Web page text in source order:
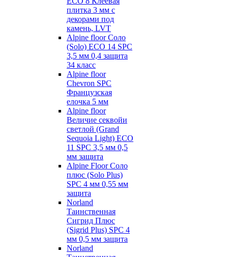
плитка 3 мм с
декорами под
камень, LVT
Alpine floor Соло
(Solo) ECO 14 SPC
3,5 мм 0,4 защита
34 класс
Alpine floor
Chevron SPC
Французская
елочка 5 мм
Alpine floor
Величие секвойи
светлой (Grand
Sequoia Light) ECO
11 SPC 3,5 мм 0,5
мм защита
Alpine Floor Соло
плюс (Solo Plus)
SPC 4 мм 0,55 мм
защита
Norland
Таинственная
Сигрид Плюс
(Sigrid Plus) SPC 4
мм 0,5 мм защита
Norland